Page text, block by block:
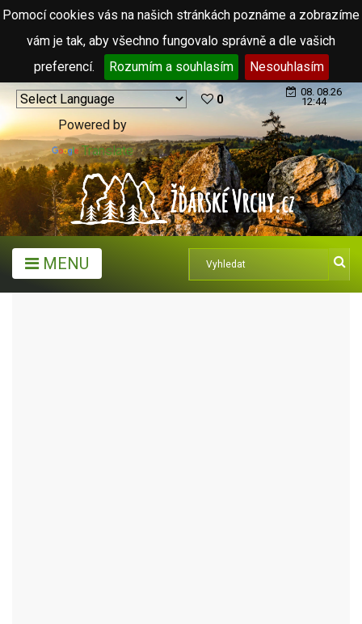
Pomocí cookies vás na našich stránkách poznáme a zobrazíme
vám je tak, aby všechno fungovalo správně a dle vašich
preferencí.
Rozumím a souhlasím Nesouhlasím
Powered by
Translate
0
08. 08.26
12:44
MENU